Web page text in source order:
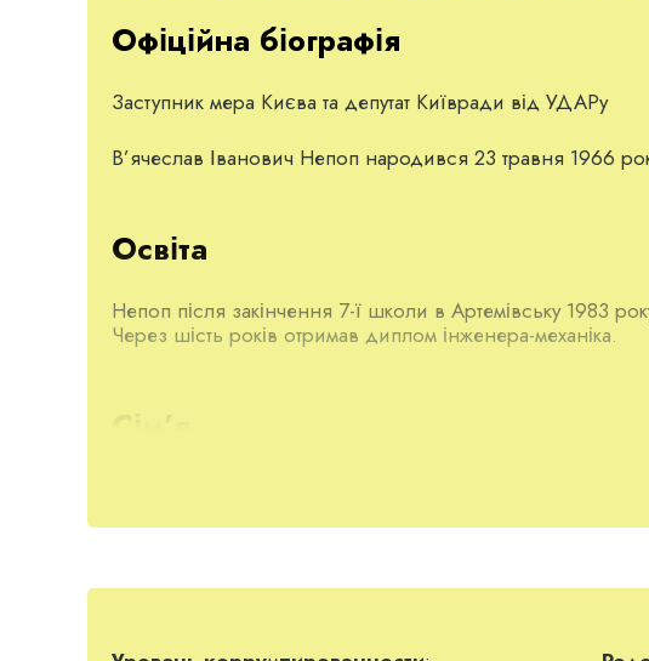
Офіційна біографія
Заступник мера Києва та депутат Київради від УДАРу
В’ячеслав Іванович Непоп народився 23 травня 1966
Освіта
Непоп після закінчення 7-ї школи в Артемівську 1983
Через шість років отримав диплом інженера-механіка.
Кар’єра